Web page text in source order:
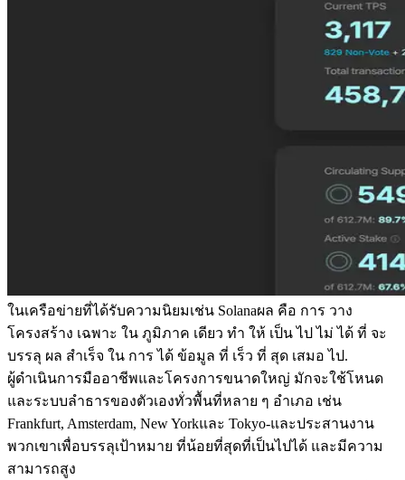
ในเครือข่ายที่ได้รับความนิยมเช่น Solanaผล คือ การ วาง
โครงสร้าง เฉพาะ ใน ภูมิภาค เดียว ทํา ให้ เป็น ไป ไม่ ได้ ที่ จะ
บรรลุ ผล สําเร็จ ใน การ ได้ ข้อมูล ที่ เร็ว ที่ สุด เสมอ ไป.
ผู้ดําเนินการมืออาชีพและโครงการขนาดใหญ่ มักจะใช้โหนด
และระบบลําธารของตัวเองทั่วพื้นที่หลาย ๆ อําเภอ เช่น
Frankfurt, Amsterdam, New Yorkและ Tokyo-และประสานงาน
พวกเขาเพื่อบรรลุเป้าหมาย ที่น้อยที่สุดที่เป็นไปได้ และมีความ
สามารถสูง